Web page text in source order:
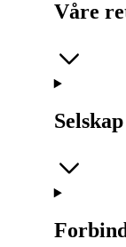
Våre
Selskap